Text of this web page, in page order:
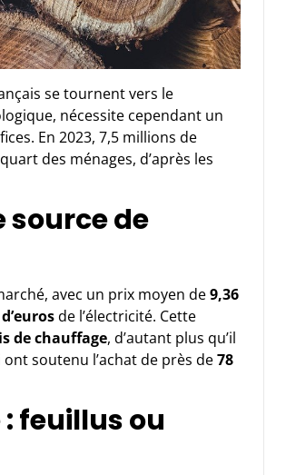
se tournent vers le
nécessite cependant un
En 2023, 7,5 millions de
des ménages, d’après les
source de
avec un prix moyen de9,36
de l’électricité. Cette
de chauffage, d’autant plus qu’il
soutenu l’achat de près de78
feuillus ou